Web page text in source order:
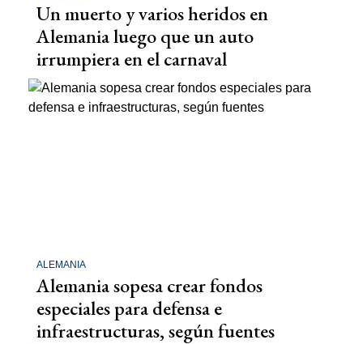
Un muerto y varios heridos en
Alemania luego que un auto
irrumpiera en el carnaval
ALEMANIA
Alemania sopesa crear fondos
especiales para defensa e
infraestructuras, según fuentes